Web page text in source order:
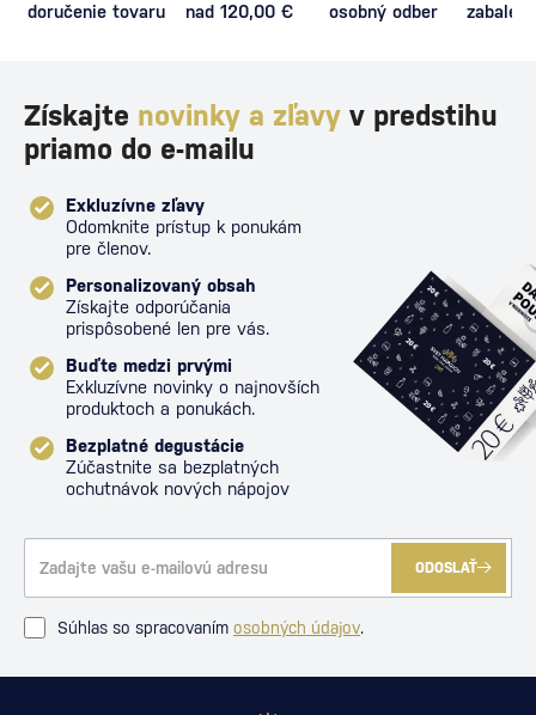
doručenie tovaru
nad 120,00 €
osobný odber
Získajte novinky a zľavy v predstihu
priamo do e-mailu
Exkluzívne zľavy
Odomknite prístup k ponukám
pre členov.
Personalizovaný obsah
Získajte odporúčania
prispôsobené len pre vás.
Buďte medzi prvými
Exkluzívne novinky o najnovších
produktoch a ponukách.
Bezplatné degustácie
Zúčastnite sa bezplatných
ochutnávok nových nápojov
ODOSLAŤ
Súhlas so spracovaním osobných údajov.